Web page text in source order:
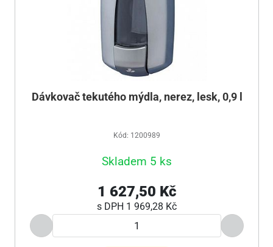
Dávkovač tekutého mýdla, nerez, lesk, 0,9 l
Kód: 1200989
Skladem 5 ks
1 627,50 Kč
s DPH 1 969,28 Kč